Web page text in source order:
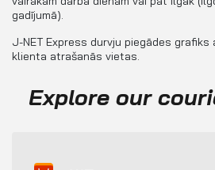
gadījumā).
J-NET Express durvju piegādes grafiks
klienta atrašanās vietas.
Explore our